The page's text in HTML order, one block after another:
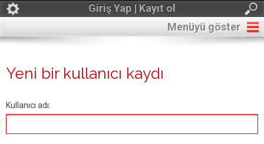
Giriş Yap | Kayıt ol
Menüyü göster
Yeni bir kullanıcı kaydı
Kullanıcı adı: